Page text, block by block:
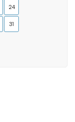
24
31